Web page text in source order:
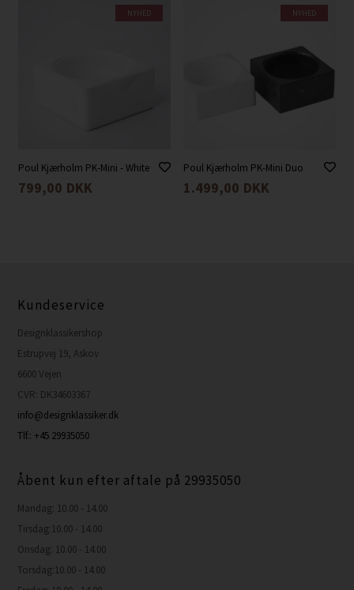
NYHED
Poul Kjærholm PK-Mini - White
799,00 DKK
NYHED
Poul Kjærholm PK-Mini Duo
1.499,00 DKK
Kundeservice
Designklassikershop
Estrupvej 19, Askov
6600 Vejen
CVR: DK34603367
info@designklassiker.dk
Tlf.: +45 29935050
Åbent kun efter aftale på 29935050
Mandag: 10.00 - 14.00
Tirsdag:10.00 - 14.00
Onsdag: 10.00 - 14.00
Torsdag:10.00 - 14.00